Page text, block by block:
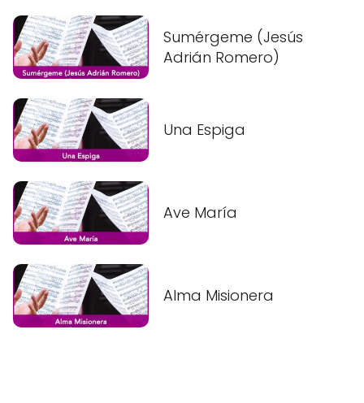
Sumérgeme (Jesús
Adrián Romero)
Una Espiga
Ave María
Alma Misionera